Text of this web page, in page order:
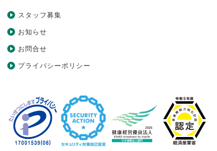
スタッフ募集
お知らせ
お問合せ
プライバシーポリシー